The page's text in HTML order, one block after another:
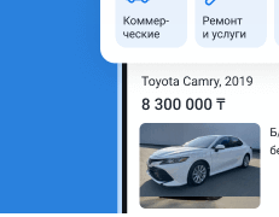
Объем двигателя, л